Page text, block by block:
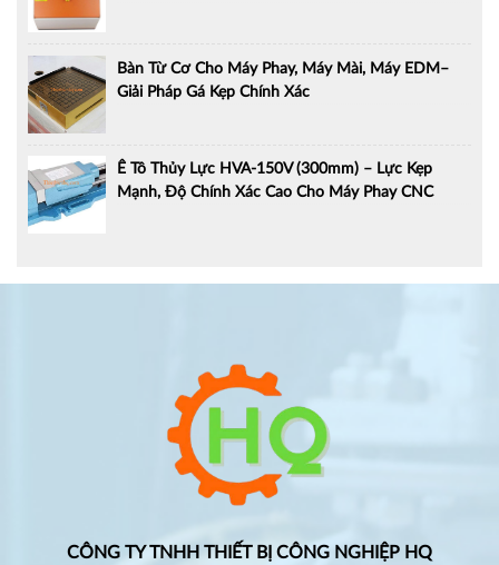
Bàn Từ Cơ Cho Máy Phay, Máy Mài, Máy EDM–
Giải Pháp Gá Kẹp Chính Xác
Ê Tô Thủy Lực HVA-150V (300mm) – Lực Kẹp
Mạnh, Độ Chính Xác Cao Cho Máy Phay CNC
CÔNG TY TNHH THIẾT BỊ CÔNG NGHIỆP HQ